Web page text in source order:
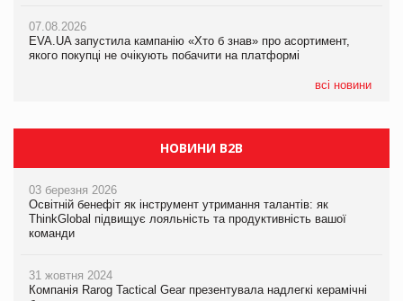
07.08.2026
EVA.UA запустила кампанію «Хто б знав» про асортимент,
якого покупці не очікують побачити на платформі
всі новини
05.08.2026
Мережа супермаркетів VARUS купує мережу магазинів
НОВИНИ B2B
03 березня 2026
Освітній бенефіт як інструмент утримання талантів: як
ThinkGlobal підвищує лояльність та продуктивність вашої
команди
31 жовтня 2024
Компанія Rarog Tactical Gear презентувала надлегкі керамічні